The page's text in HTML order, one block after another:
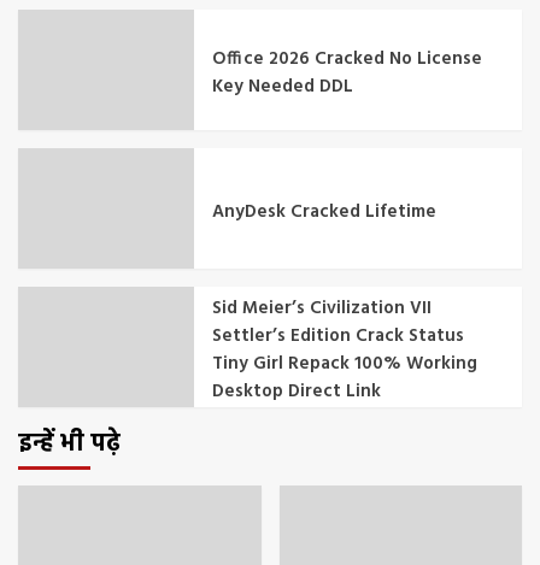
Office 2026 Cracked No License
Key Needed DDL
AnyDesk Cracked Lifetime
Sid Meier’s Civilization VII
Settler’s Edition Crack Status
Tiny Girl Repack 100% Working
Desktop Direct Link
इन्हें भी पढ़े